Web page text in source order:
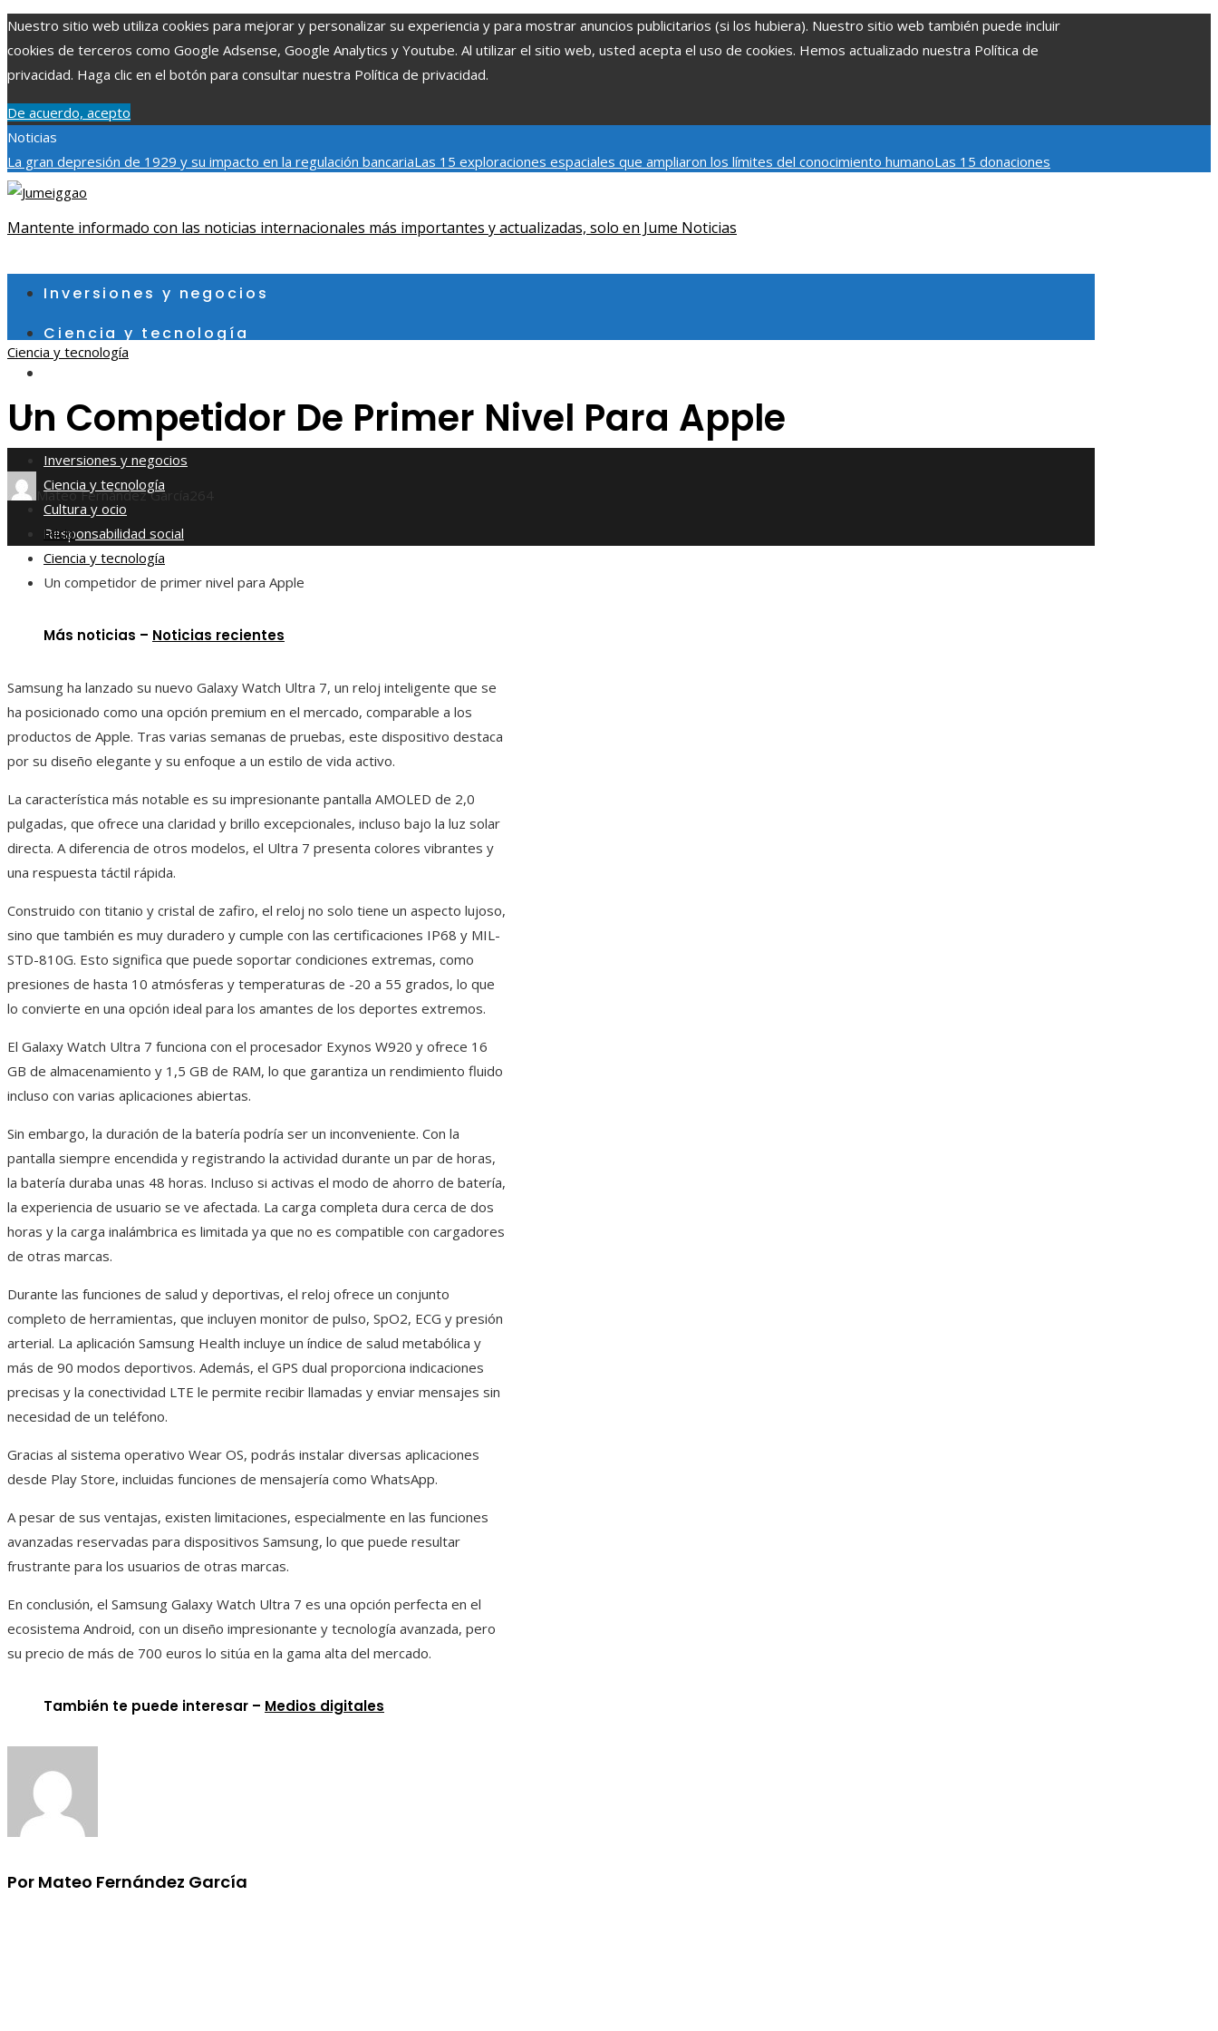
Nuestro sitio web utiliza cookies para mejorar y personalizar su experiencia y para mostrar anuncios publicitarios (si los hubiera). Nuestro sitio web también puede incluir
cookies de terceros como Google Adsense, Google Analytics y Youtube. Al utilizar el sitio web, usted acepta el uso de cookies. Hemos actualizado nuestra Política de
privacidad. Haga clic en el botón para consultar nuestra Política de privacidad.
De acuerdo, acepto
Noticias
La gran depresión de 1929 y su impacto en la regulación bancariaLas 15 exploraciones espaciales que ampliaron los límites del conocimiento humanoLas 15 donaciones
individuales más grandes y su impacto en la ciencia y tecnología
jueves, agosto 6
Mantente informado con las noticias internacionales más importantes y actualizadas, solo en Jume Noticias
Inversiones y negocios
Ciencia y tecnología
Responsabilidad social
Inversiones y negocios
Ciencia y tecnología
Cultura y ocio
Responsabilidad social
Ciencia y tecnología
Un Competidor De Primer Nivel Para Apple
Mateo Fernández García
Inicio
Ciencia y tecnología
Un competidor de primer nivel para Apple
Más noticias – Noticias recientes
Samsung ha lanzado su nuevo Galaxy Watch Ultra 7, un reloj inteligente que se
ha posicionado como una opción premium en el mercado, comparable a los
productos de Apple. Tras varias semanas de pruebas, este dispositivo destaca
por su diseño elegante y su enfoque a un estilo de vida activo.
La característica más notable es su impresionante pantalla AMOLED de 2,0
pulgadas, que ofrece una claridad y brillo excepcionales, incluso bajo la luz solar
directa. A diferencia de otros modelos, el Ultra 7 presenta colores vibrantes y
una respuesta táctil rápida.
Construido con titanio y cristal de zafiro, el reloj no solo tiene un aspecto lujoso,
sino que también es muy duradero y cumple con las certificaciones IP68 y MIL-
STD-810G. Esto significa que puede soportar condiciones extremas, como
presiones de hasta 10 atmósferas y temperaturas de -20 a 55 grados, lo que
lo convierte en una opción ideal para los amantes de los deportes extremos.
El Galaxy Watch Ultra 7 funciona con el procesador Exynos W920 y ofrece 16
GB de almacenamiento y 1,5 GB de RAM, lo que garantiza un rendimiento fluido
incluso con varias aplicaciones abiertas.
Sin embargo, la duración de la batería podría ser un inconveniente. Con la
pantalla siempre encendida y registrando la actividad durante un par de horas,
la batería duraba unas 48 horas. Incluso si activas el modo de ahorro de batería,
la experiencia de usuario se ve afectada. La carga completa dura cerca de dos
horas y la carga inalámbrica es limitada ya que no es compatible con cargadores
de otras marcas.
Durante las funciones de salud y deportivas, el reloj ofrece un conjunto
completo de herramientas, que incluyen monitor de pulso, SpO2, ECG y presión
arterial. La aplicación Samsung Health incluye un índice de salud metabólica y
más de 90 modos deportivos. Además, el GPS dual proporciona indicaciones
precisas y la conectividad LTE le permite recibir llamadas y enviar mensajes sin
necesidad de un teléfono.
Gracias al sistema operativo Wear OS, podrás instalar diversas aplicaciones
desde Play Store, incluidas funciones de mensajería como WhatsApp.
A pesar de sus ventajas, existen limitaciones, especialmente en las funciones
avanzadas reservadas para dispositivos Samsung, lo que puede resultar
frustrante para los usuarios de otras marcas.
En conclusión, el Samsung Galaxy Watch Ultra 7 es una opción perfecta en el
ecosistema Android, con un diseño impresionante y tecnología avanzada, pero
su precio de más de 700 euros lo sitúa en la gama alta del mercado.
También te puede interesar – Medios digitales
Por Mateo Fernández García